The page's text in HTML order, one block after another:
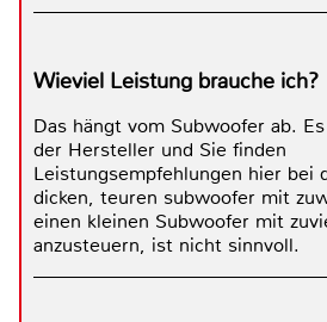
Wieviel Leistung brauche ich?
Das hängt vom Subwoofer ab.
der Hersteller und Sie finden
Leistungsempfehlungen hier bei
dicken, teuren subwoofer mit
einen kleinen Subwoofer mit
anzusteuern, ist nicht sinnvoll.